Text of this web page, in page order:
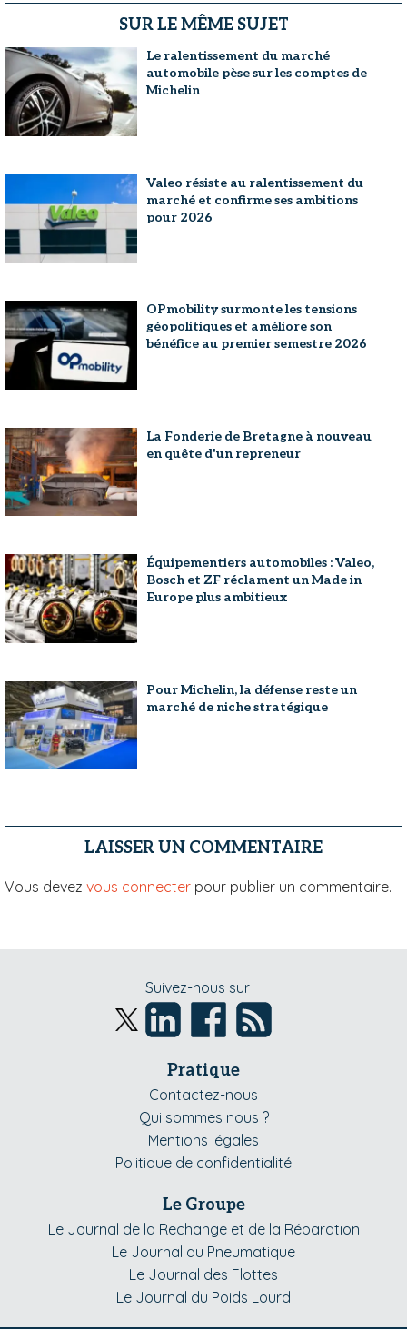
SUR LE MÊME SUJET
Le ralentissement du marché
automobile pèse sur les comptes de
Michelin
Valeo résiste au ralentissement du
marché et confirme ses ambitions
pour 2026
OPmobility surmonte les tensions
géopolitiques et améliore son
bénéfice au premier semestre 2026
La Fonderie de Bretagne à nouveau
en quête d'un repreneur
Équipementiers automobiles : Valeo,
Bosch et ZF réclament un Made in
Europe plus ambitieux
Pour Michelin, la défense reste un
marché de niche stratégique
LAISSER UN COMMENTAIRE
Vous devez vous connecter pour publier un commentaire.
Suivez-nous sur
Pratique
Contactez-nous
Qui sommes nous ?
Mentions légales
Politique de confidentialité
Le Groupe
Le Journal de la Rechange et de la Réparation
Le Journal du Pneumatique
Le Journal des Flottes
Le Journal du Poids Lourd